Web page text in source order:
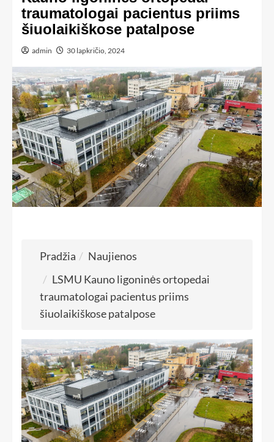
traumatologai pacientus priims
šiuolaikiškose patalpose
admin 30 lapkričio, 2024
Pradžia
Naujienos
LSMU Kauno ligoninės ortopedai
traumatologai pacientus priims
šiuolaikiškose patalpose